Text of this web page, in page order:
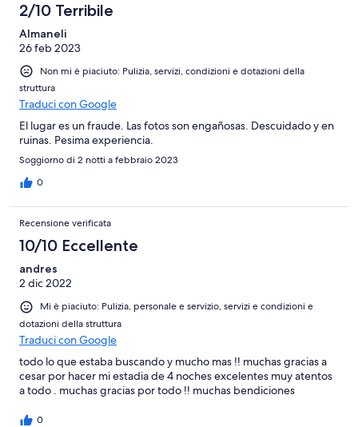
2/10 Terribile
Almaneli
26 feb 2023
Non mi è piaciuto: Pulizia, servizi, condizioni e dotazioni della
struttura
Traduci con Google
El lugar es un fraude. Las fotos son engañosas. Descuidado y en
ruinas. Pesima experiencia.
Soggiorno di 2 notti a febbraio 2023
0
Recensione verificata
10/10 Eccellente
andres
2 dic 2022
Mi è piaciuto: Pulizia, personale e servizio, servizi e condizioni e
dotazioni della struttura
Traduci con Google
todo lo que estaba buscando y mucho mas !! muchas gracias a
cesar por hacer mi estadia de 4 noches excelentes muy atentos
a todo . muchas gracias por todo !! muchas bendiciones
0